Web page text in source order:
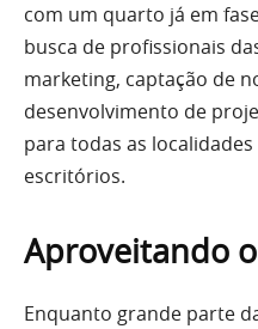
com um quarto já em
busca de profissionais
marketing, captação de
desenvolvimento de
para todas as
escritórios.
Aproveitando o
Enquanto grande parte